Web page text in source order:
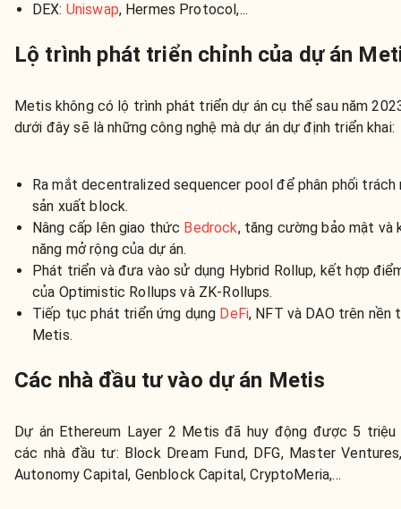
DEX: Uniswap, Hermes Protocol,...
Lộ trình phát triển chỉnh của dự án
Metis không có lộ trình phát triển dự án cụ thể sau năm
dưới đây sẽ là những công nghệ mà dự án dự định triển khai:
Ra mắt decentralized sequencer pool để phân phối trách
sản xuất block.
Nâng cấp lên giao thức Bedrock, tăng cường bảo mật và
năng mở rộng của dự án.
Phát triển và đưa vào sử dụng Hybrid Rollup, kết hợp
của Optimistic Rollups và ZK-Rollups.
Tiếp tục phát triển ứng dụng DeFi, NFT và DAO trên nền
Metis.
Các nhà đầu tư vào dự án Metis
Dự án Ethereum Layer 2 Metis đã huy động được 5
các nhà đầu tư: Block Dream Fund, DFG, Master
Autonomy Capital, Genblock Capital, CryptoMeria,…